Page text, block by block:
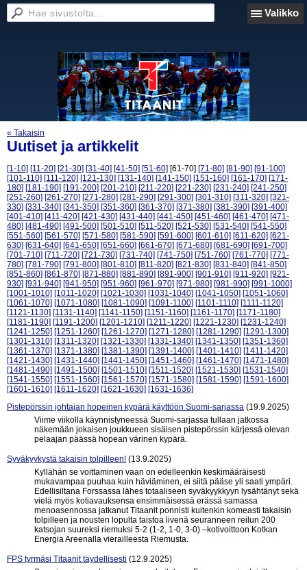
Valikko
« Takaisin
Uutiset ja artikkelit
[1-10] [11-20] [21-30] [31-40] [41-50] [51-60] [61-70] [71-80] [81-90] [91-100]
[101-110] [111-120] [121-130] [131-140] [141-150] [151-160] [161-170] [171-
180] [181-190] [191-200] [201-210] [211-220] [221-230] [231-240] [241-250]
[251-260] [261-270] [271-280] [281-290] [291-300] [301-310] [311-320] [321-
330] [331-340] [341-350] [351-360] [361-370] [371-380] [381-390] [391-400]
[401-410] [411-420] [421-430] [431-440] [441-450] [451-460] [461-470] [471-
480] [481-490] [491-500] [501-510] [511-520] [521-530] [531-540] [541-550]
[551-560] [561-570] [571-580] [581-590] [591-600] [601-610] [611-620] [621-
630] [631-640] [641-650] [651-660] [661-670] [671-680] [681-690] [691-700]
[701-710] [711-720] [721-730] [731-740] [741-750] [751-760] [761-770] [771-
780] [781-790] [791-800] [801-810] [811-820] [821-830] [831-840] [841-850]
[851-860] [861-870] [871-880] [881-890] [891-900] [901-910] [911-920] [921-
930] [931-940] [941-950] [951-960] [961-970] [971-980] [981-990] [991-1000]
[1001-1010] [1011-1020] [1021-1030] [1031-1040] [1041-1050] [1051-1060]
[1061-1070] [1071-1080] [1081-1090] [1091-1100] [1101-1110] [1111-1120]
[1121-1130] [1131-1140] [1141-1150] [1151-1160] [1161-1170] [1171-1180]
[1181-1190] [1191-1200] [1201-1210] [1211-1220] [1221-1230] [1231-1240]
[1241-1250] [1251-1260] [1261-1270] [1271-1280] [1281-1290] [1291-1300]
[1301-1310] [1311-1320] [1321-1330] [1331-1340] [1341-1350] [1351-1360]
[1361-1370] [1371-1380] [1381-1390] [1391-1400] [1401-1410] [1411-1420]
[1421-1430] [1431-1440] [1441-1450] [1451-1460] [1461-1470] [1471-1480]
[1481-1490] [1491-1500] [1501-1510] [1511-1520] [1521-1530] [1531-1540]
[1541-1550] [1551-1560] [1561-1570] [1571-1580] [1581-1590] [1591-1600]
[1601-1610] [1611-1620] [1621-1630] [1631-1636]
Pistepörssin johtajan hopeinen kypärä käyttöön Suomi-sarjassa (19.9.2025)
Viime viikolla käynnistyneessä Suomi-sarjassa tullaan jatkossa
näkemään jokaisen joukkueen sisäisen pistepörssin kärjessä olevan
pelaajan päässä hopean värinen kypärä.
Syväkyykystä takaisin tolpilleen! (13.9.2025)
Kyllähän se voittaminen vaan on edelleenkin keskimääräisesti
mukavampaa puuhaa kuin häviäminen, ei siitä pääse yli saati ympäri.
Edellisiltana Forssassa lähes totaaliseen syväkyykkyyn lysähtänyt sekä
vielä myös kotiavauksensa ensimmäisessä erässä samassa
menoasennossa jatkanut Titaanit ponnisti kuitenkin komeasti takaisin
tolpilleen ja nousten lopulta taistoa livenä seuranneen reilun 200
katsojan suureksi riemuksi 5-2 (1-2, 1-0, 3-0) –kotivoittoon Kotkan
Energia Areenalla vierailleesta Riemusta.
FPS tyrmäsi Titaanit täydellisesti (12.9.2025)